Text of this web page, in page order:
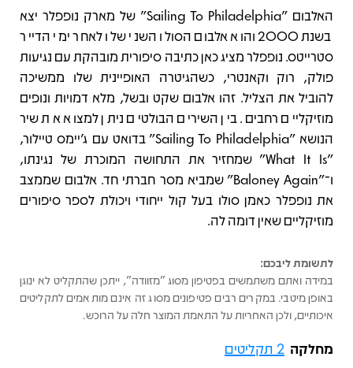
תיאור
האלבום "Sailing To Philadelphia" של מארק נופפלר יצא
בשנת 2000 והוא אלבום הסולו השני שלו לאחר ימי הדייר
סטרייטס. נופפלר מציג כאן כתיבה סיפורית מובהקת עם נגיעות
פולק, רוק וקאנטרי, כשהגיטרה האופיינית שלו ממשיכה
להוביל את הצליל. זהו אלבום שקט ובשל, מלא דמויות ונופים
מוזיקליים רחבים. בין השירים הבולטים ניתן למצוא את שיר
הנושא "Sailing To Philadelphia" בדואט עם ג’יימס טיילור,
"What It Is" שמחזיר את התחושה המוכרת של נגינתו,
ו־"Baloney Again" שמביא מסר חברתי חד. אלבום שממצב
את נופפלר כאמן סולו בעל קול ייחודי ויכולת לספר סיפורים
מוזיקליים שאין דומה לה.
לתשומת ליבכם:
במידה ואתם משתמשים בפטיפון מסוג "מזוודה", ייתכן שהתקליט לא ינוגן
באופן מיטבי. במקרים רבים פטיפונים מסוג זה אינם מותאמים לתקליטים
איכותיים, ולכן האחריות על התאמת המוצר חלה על הרוכש.
מחלקה 2 תקליטים